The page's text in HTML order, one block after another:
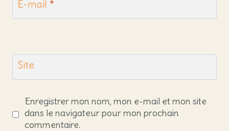
E-mail *
Site
Enregistrer mon nom, mon e-mail et mon site
dans le navigateur pour mon prochain
commentaire.